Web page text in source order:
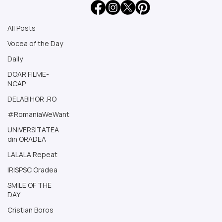
All Posts
Vocea of the Day
Daily
DOAR FILME-
NCAP
DELABIHOR .RO
#RomaniaWeWant
UNIVERSITATEA
din ORADEA
LALALA Repeat
IRISPSC Oradea
SMILE OF THE
DAY
Cristian Boros
Toma către bolojeni : Asta vreți voi –
România cenușie și tristă, fără joc, fără
fără bucurii. Voi vreți să nu mai râdă, să nu